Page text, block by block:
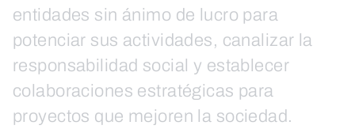
entidades sin ánimo de lucro para
potenciar sus actividades, canalizar la
responsabilidad social y establecer
colaboraciones estratégicas para
proyectos que mejoren la sociedad.